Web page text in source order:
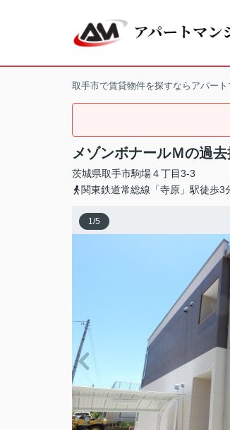
取手市で賃貸物件を探すならアパー
メゾンボナールＭの過
茨城県取手市駒場４丁目3-3
関東鉄道常総線「寺原」駅徒歩3
1/5